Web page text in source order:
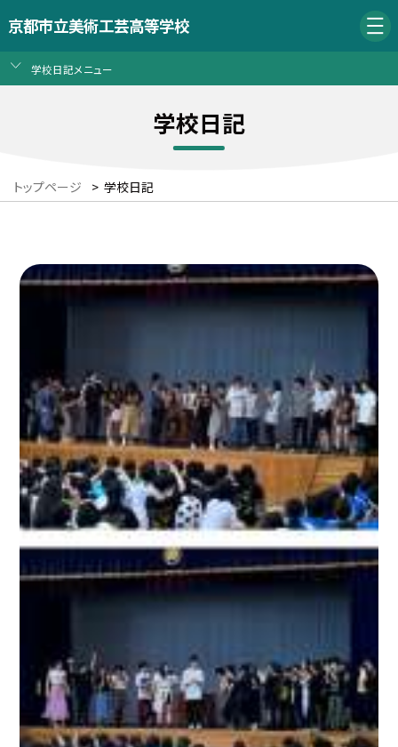
京都市立美術工芸高等学校
学校日記メニュー
学校日記
トップページ > 学校日記